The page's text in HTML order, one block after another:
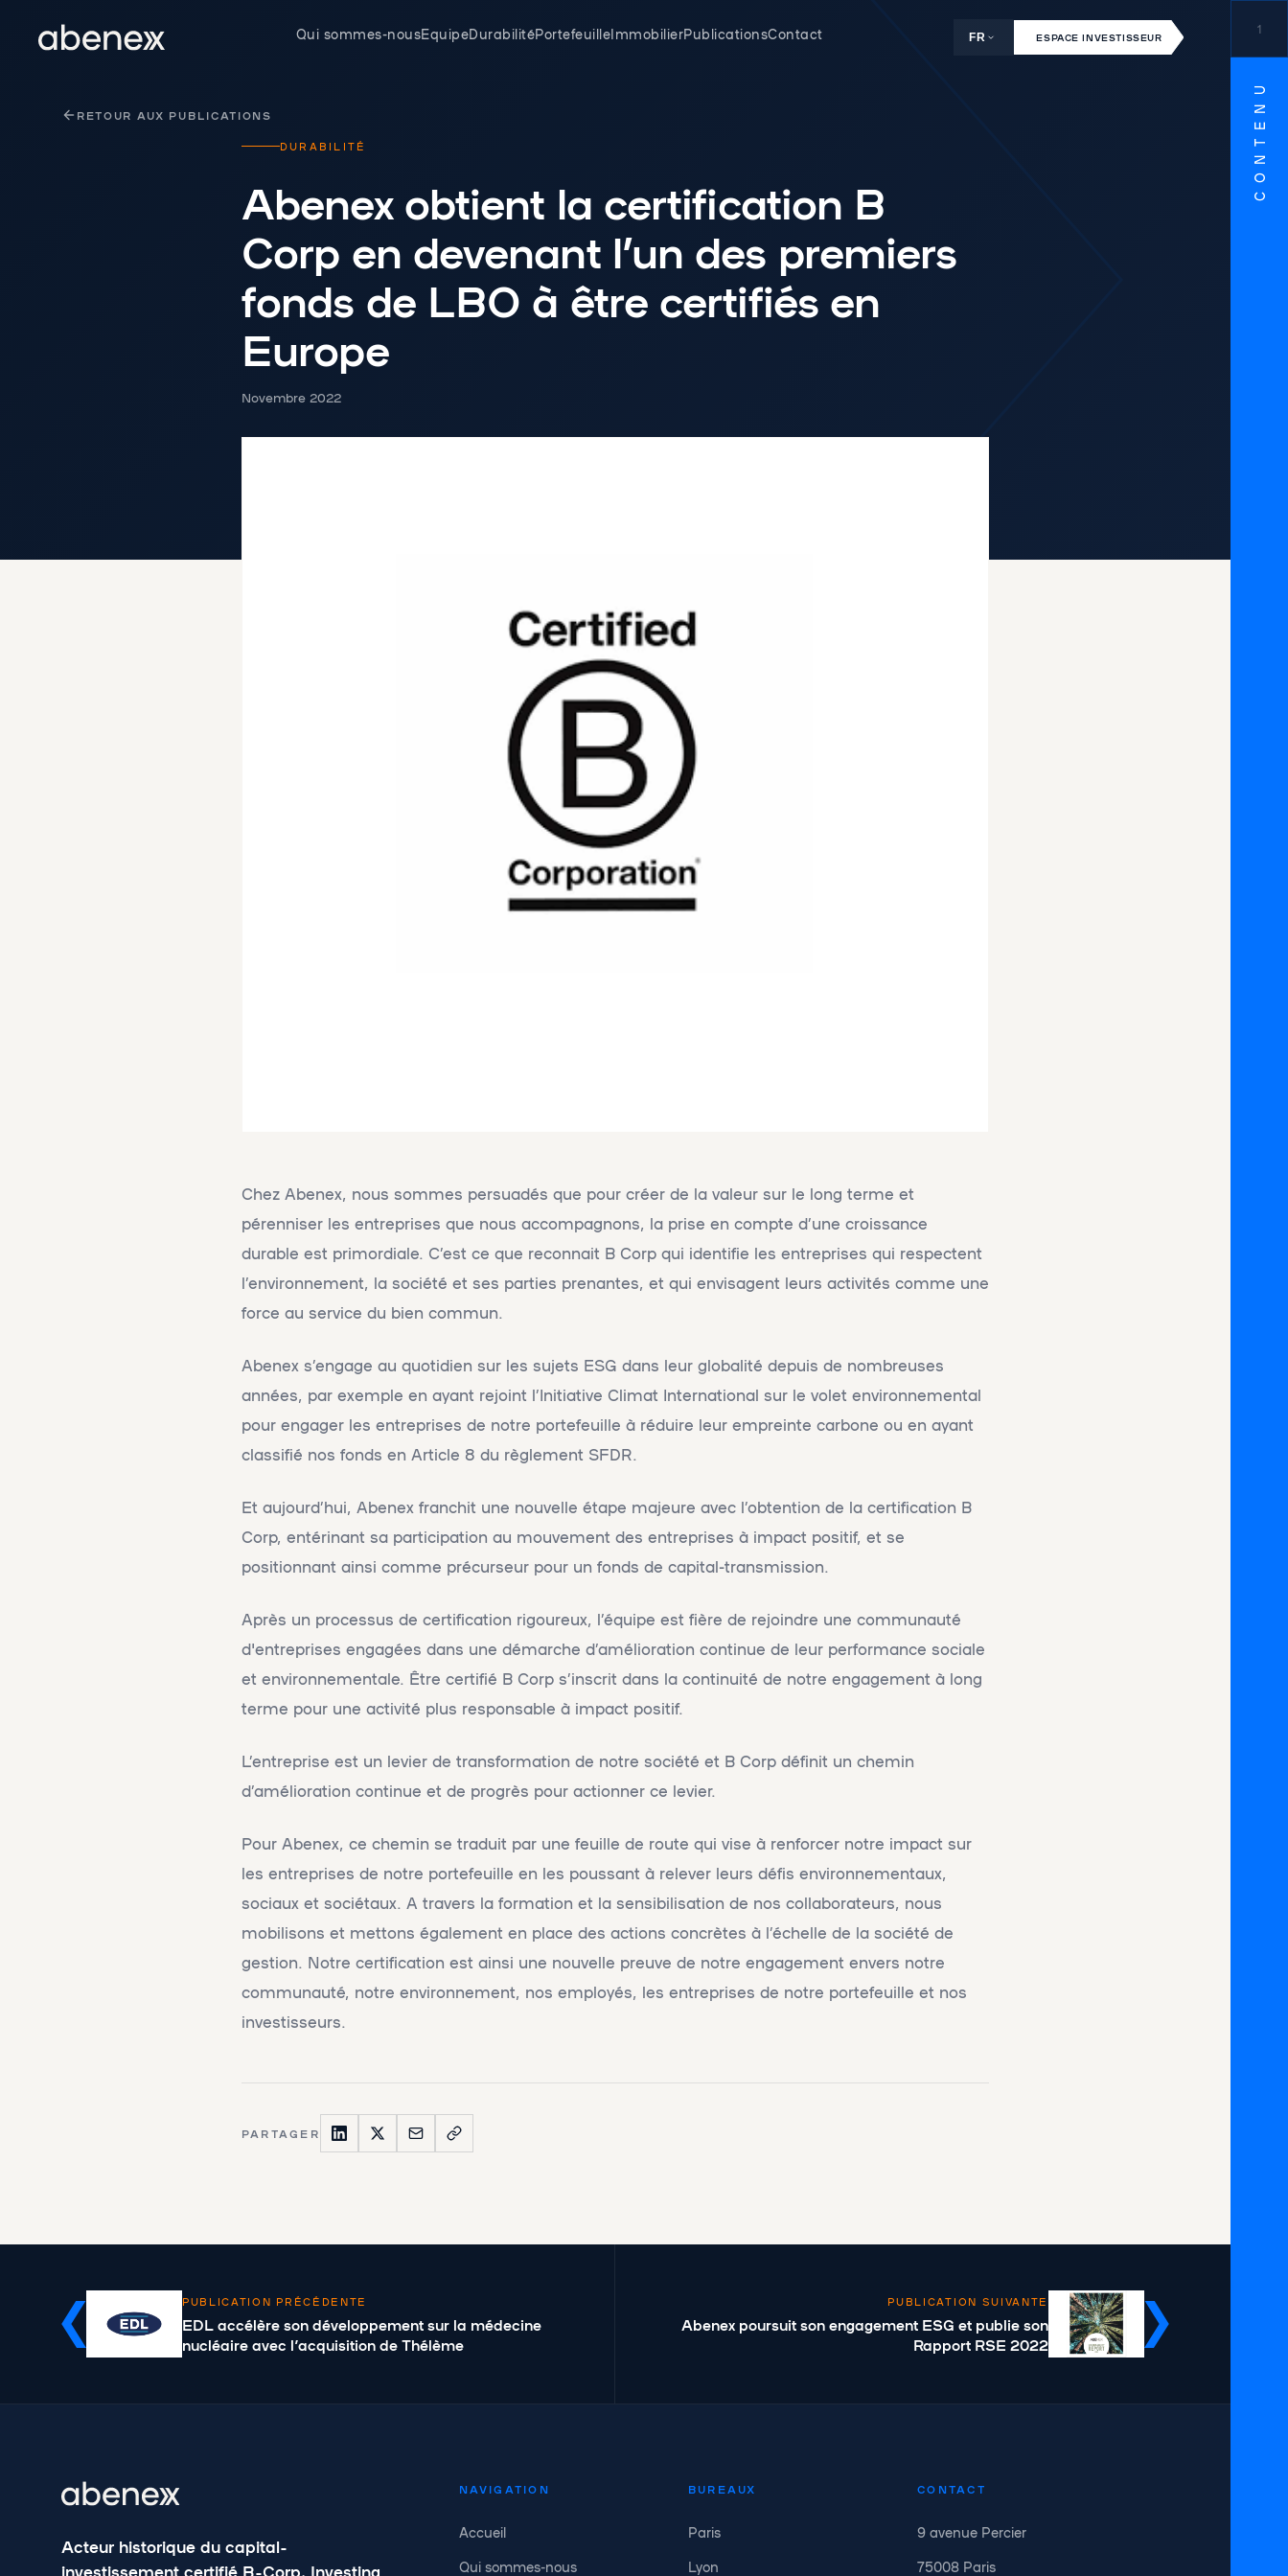
Qui sommes-nousEquipeDurabilitéPortefeuilleImmobilierPublicationsContact FR ESPACE INVESTISSEUR
1
CONTENU
RETOUR AUX PUBLICATIONS
DURABILITÉ
Abenex obtient la certification B
Corp en devenant l’un des premiers
fonds de LBO à être certifiés en
Europe
Novembre 2022
Chez Abenex, nous sommes persuadés que pour créer de la valeur sur le long terme et
pérenniser les entreprises que nous accompagnons, la prise en compte d’une croissance
durable est primordiale. C’est ce que reconnait B Corp qui identifie les entreprises qui respectent
l’environnement, la société et ses parties prenantes, et qui envisagent leurs activités comme une
force au service du bien commun.
Abenex s’engage au quotidien sur les sujets ESG dans leur globalité depuis de nombreuses
années, par exemple en ayant rejoint l’Initiative Climat International sur le volet environnemental
pour engager les entreprises de notre portefeuille à réduire leur empreinte carbone ou en ayant
classifié nos fonds en Article 8 du règlement SFDR.
Et aujourd’hui, Abenex franchit une nouvelle étape majeure avec l’obtention de la certification B
Corp, entérinant sa participation au mouvement des entreprises à impact positif, et se
positionnant ainsi comme précurseur pour un fonds de capital-transmission.
Après un processus de certification rigoureux, l’équipe est fière de rejoindre une communauté
d'entreprises engagées dans une démarche d’amélioration continue de leur performance sociale
et environnementale. Être certifié B Corp s’inscrit dans la continuité de notre engagement à long
terme pour une activité plus responsable à impact positif.
L’entreprise est un levier de transformation de notre société et B Corp définit un chemin
d’amélioration continue et de progrès pour actionner ce levier.
Pour Abenex, ce chemin se traduit par une feuille de route qui vise à renforcer notre impact sur
les entreprises de notre portefeuille en les poussant à relever leurs défis environnementaux,
sociaux et sociétaux. A travers la formation et la sensibilisation de nos collaborateurs, nous
mobilisons et mettons également en place des actions concrètes à l’échelle de la société de
gestion. Notre certification est ainsi une nouvelle preuve de notre engagement envers notre
communauté, notre environnement, nos employés, les entreprises de notre portefeuille et nos
investisseurs.
PARTAGER
PUBLICATION PRÉCÉDENTE
EDL accélère son développement sur la médecine
nucléaire avec l’acquisition de Thélème
PUBLICATION SUIVANTE
Abenex poursuit son engagement ESG et publie son
Rapport RSE 2022
Acteur historique du capital-
investissement certifié B-Corp. Investing
NAVIGATION
Accueil
Qui sommes-nous
BUREAUX
Paris
Lyon
CONTACT
9 avenue Percier
75008 Paris